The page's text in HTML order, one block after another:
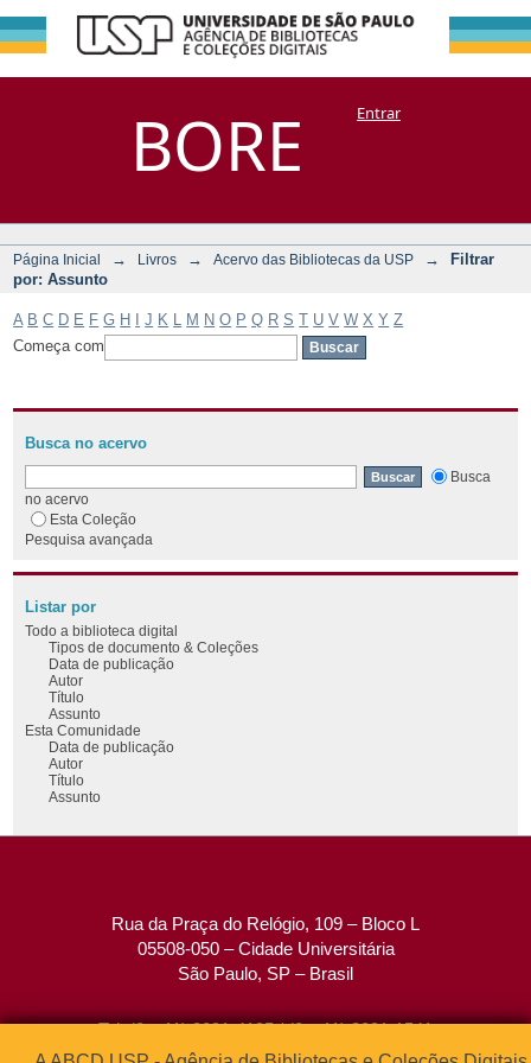
BORE
Filtrar por:
Assunto
DSpace/Manakin + CoriscoEntrar
Página Inicial → Livros → Acervo das Bibliotecas da USP →
Filtrar
por: Assunto
A B C D E F G H J K M N O P Q R S T U V W X Y Z
Começa com
Busca no acervo
Busca
no acervo
Esta Coleção
Pesquisa avançada
Listar por
Todo a biblioteca digital
Tipos de documento & Coleções
Data de publicação
Autor
Título
Assunto
Esta Comunidade
Data de publicação
Autor
Título
Assunto
Rua da Praça do Relógio, 109 – Bloco L
05508-050 – Cidade Universitária
São Paulo, SP – Brasil
Tel: (0xx11) 3091-4195 / (0xx11) 3091-1541
Fax: (0xx11) 3091-1567